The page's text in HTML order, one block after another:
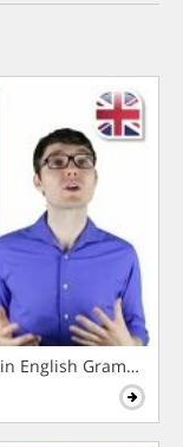
English Grammar